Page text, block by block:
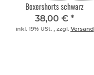
Boxershorts schwarz
38,00 € *
inkl. 19% USt. , zzgl. Versand